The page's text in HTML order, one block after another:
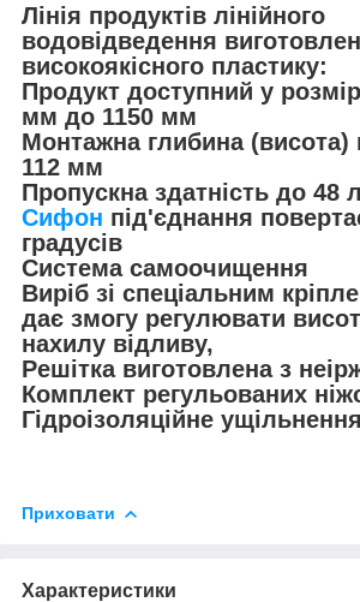
Лінія продуктів лінійного
водовідведення
високоякісного пластику:
Продукт доступний у
мм до 1150 мм
Монтажна глибина
112 мм
Пропускна здатність до 48
Сифон під'єднання
градусів
Система самоочищення
Виріб зі спеціальним
дає змогу регулювати
нахилу відливу,
Решітка виготовлена з
Комплект регульованих
Гідроізоляційне
Приховати
Характеристики